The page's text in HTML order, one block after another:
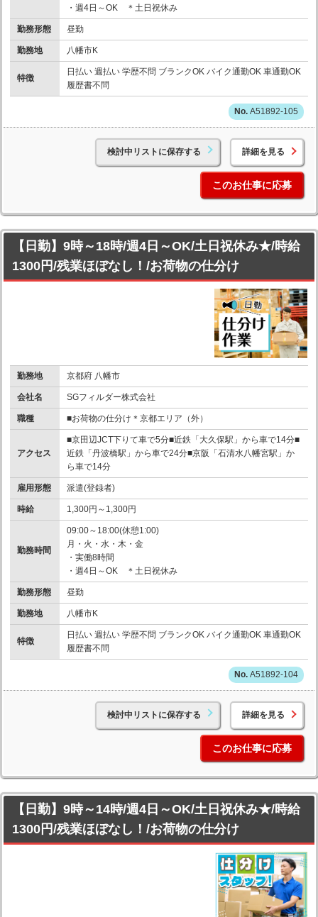
・週4日～OK ＊土日祝休み
勤務形態 昼勤
勤務地 八幡市K
特徴
日払い 週払い 学歴不問 ブランクOK バイク通勤OK 車通勤OK
履歴書不問
A51892-105
検討中リストに保存する 詳細を見る
このお仕事に応募
【日勤】9時～18時/週4日～OK/土日祝休み★/時給
1300円/残業ほぼなし！/お荷物の仕分け
勤務地 京都府 八幡市
会社名 SGフィルダー株式会社
職種 ■お荷物の仕分け＊京都エリア（外）
アクセス
■京田辺JCT下りて車で5分■近鉄「大久保駅」から車で14分■
近鉄「丹波橋駅」から車で24分■京阪「石清水八幡宮駅」か
ら車で14分
雇用形態 派遣(登録者)
時給 1,300円～1,300円
勤務時間
09:00～18:00(休憩1:00)
月・火・水・木・金
・実働8時間
・週4日～OK ＊土日祝休み
勤務形態 昼勤
勤務地 八幡市K
特徴
日払い 週払い 学歴不問 ブランクOK バイク通勤OK 車通勤OK
履歴書不問
A51892-104
検討中リストに保存する 詳細を見る
このお仕事に応募
【日勤】9時～14時/週4日～OK/土日祝休み★/時給
1300円/残業ほぼなし！/お荷物の仕分け